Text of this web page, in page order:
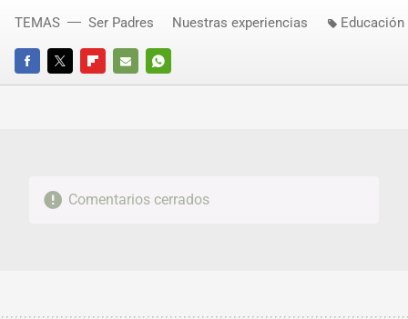
FACEBOOKTWITTERFLIPBOARD
E-
WHATSAPP
TEMAS Ser Padres Nuestras experiencias
Comentarios cerrados